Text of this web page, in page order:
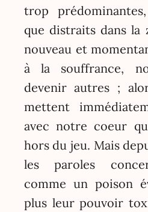
trop
que distraits dans la
nouveau et
à la souffrance,
devenir autres ;
mettent
avec notre coeur
hors du jeu. Mais
les paroles
comme un poison
plus leur pouvoir